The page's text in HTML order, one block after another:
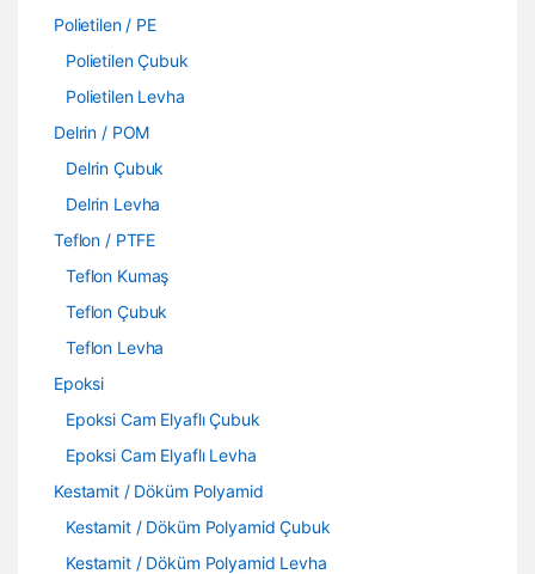
Polietilen / PE
Polietilen Çubuk
Polietilen Levha
Delrin / POM
Delrin Çubuk
Delrin Levha
Teflon / PTFE
Teflon Kumaş
Teflon Çubuk
Teflon Levha
Epoksi
Epoksi Cam Elyaflı Çubuk
Epoksi Cam Elyaflı Levha
Kestamit / Döküm Polyamid
Kestamit / Döküm Polyamid Çubuk
Kestamit / Döküm Polyamid Levha